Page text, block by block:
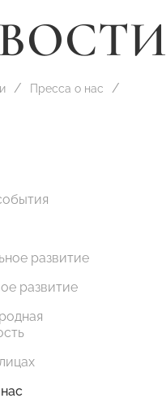
Пресса о нас
развитие
развитие